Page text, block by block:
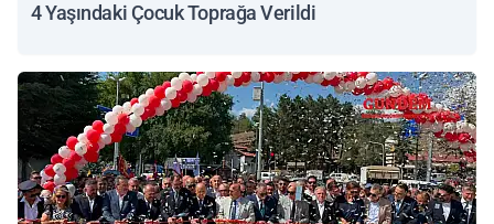
4 Yaşındaki Çocuk Toprağa Verildi